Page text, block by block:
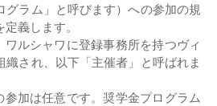
グラム」と呼びます）への参加の規
義します。
ルシャワに登録事務所を持つヴィ
織され、以下「主催者」と呼ばれま
加は任意です。奨学金プログラム